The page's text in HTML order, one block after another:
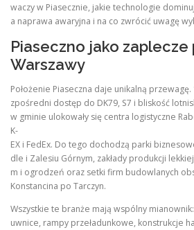
waczy w Piasecznie, jakie technologie
a naprawa awaryjna i na co zwrócić uwagę
Piaseczno jako zaplecze
Warszawy
Położenie Piaseczna daje unikalną
zpośredni dostęp do DK79, S7 i bliskość
w gminie ulokowały się centra logistyczne
K-
EX i FedEx. Do tego dochodzą parki
dle i Zalesiu Górnym, zakłady produkcji
m i ogrodzeń oraz setki firm budowlanych
Konstancina po Tarczyn.
Wszystkie te branże mają wspólny
uwnice, rampy przeładunkowe, konstrukcje